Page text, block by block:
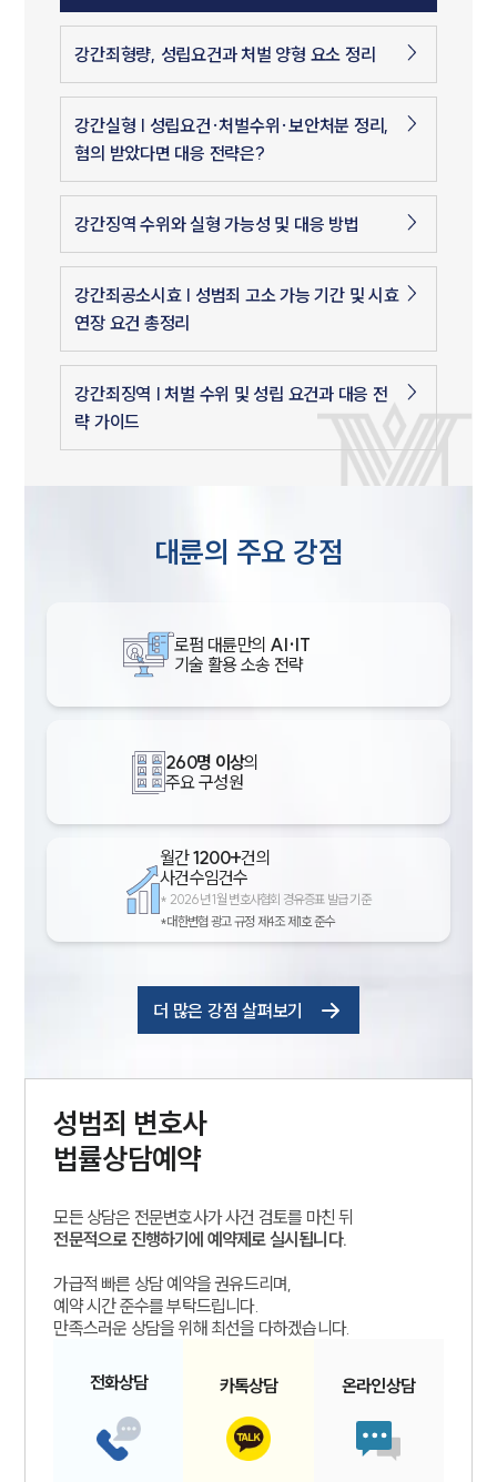
강간죄형량, 성립요건과 처벌 양형 요소 정리
강간실형 | 성립요건·처벌수위·보안처분 정리,
혐의 받았다면 대응 전략은?
강간징역 수위와 실형 가능성 및 대응 방법
강간죄공소시효 | 성범죄 고소 가능 기간 및 시효
연장 요건 총정리
강간죄징역 | 처벌 수위 및 성립 요건과 대응 전
략 가이드
대륜의 주요 강점
로펌 대륜만의 AI·IT
기술 활용 소송 전략
260명 이상의
주요 구성원
월간1200+건의
사건수임건수
* 2026년 1월 변호사협회 경유증표 발급 기준
*대한변협 광고 규정 제4조 제1호 준수
더 많은 강점 살펴보기
성범죄 변호사
법률상담예약
모든 상담은 전문변호사가 사건 검토를 마친 뒤
전문적으로 진행하기에 예약제로 실시됩니다.
가급적 빠른 상담 예약을 권유드리며,
예약 시간 준수를 부탁드립니다.
만족스러운 상담을 위해 최선을 다하겠습니다.
전화상담 카톡상담 온라인상담